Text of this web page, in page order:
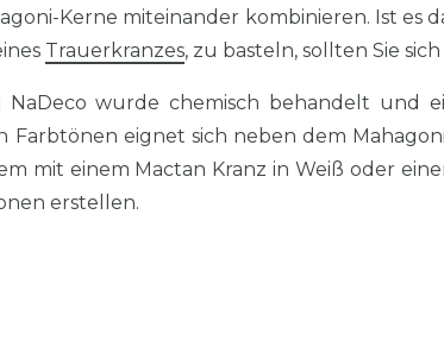
Kerne miteinander kombinieren. Ist es
Trauerkranzes, zu basteln, sollten Sie
NaDeco wurde chemisch behandelt
Farbtönen eignet sich neben dem
mit einem Mactan Kranz in Weiß oder
erstellen.